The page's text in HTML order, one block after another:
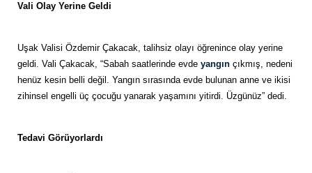
Vali Olay Yerine Geldi
Uşak Valisi Özdemir Çakacak, talihsiz olayı öğrenince olay yerine
geldi. Vali Çakacak, “Sabah saatlerinde evde yangın çıkmış, nedeni
henüz kesin belli değil. Yangın sırasında evde bulunan anne ve ikisi
zihinsel engelli üç çocuğu yanarak yaşamını yitirdi. Üzgünüz” dedi.
Tedavi Görüyorlardı